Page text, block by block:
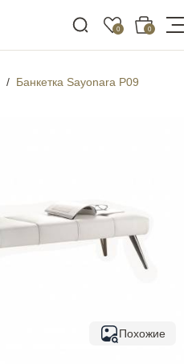
0 0
Банкетка Sayonara P09
Похожие